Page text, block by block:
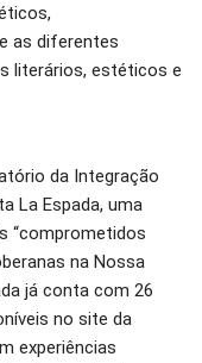
as diferentes
literários, estéticos e
da Integração
La Espada, uma
“comprometidos
na Nossa
já conta com 26
no site da
experiências